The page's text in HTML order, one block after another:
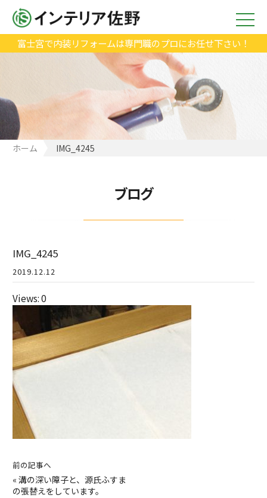
富士宮で内装リフォームは専門職のプロにお任せ下さい！
ホーム IMG_4245
ブログ
IMG_4245
2019.12.12
Views: 0
前の記事へ
« 溝の深い障子と、源氏ふすま
の張替えをしています。